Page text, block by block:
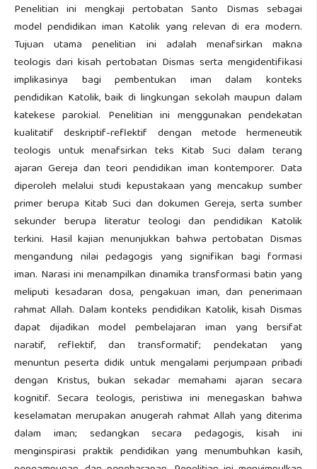
Penelitian ini mengkaji pertobatan Santo Dismas sebagai
model pendidikan iman Katolik yang relevan di era modern.
Tujuan utama penelitian ini adalah menafsirkan makna
teologis dari kisah pertobatan Dismas serta mengidentifikasi
implikasinya bagi pembentukan iman dalam konteks
pendidikan Katolik, baik di lingkungan sekolah maupun dalam
katekese parokial. Penelitian ini menggunakan pendekatan
kualitatif deskriptif-reflektif dengan metode hermeneutik
teologis untuk menafsirkan teks Kitab Suci dalam terang
ajaran Gereja dan teori pendidikan iman kontemporer. Data
diperoleh melalui studi kepustakaan yang mencakup sumber
primer berupa Kitab Suci dan dokumen Gereja, serta sumber
sekunder berupa literatur teologi dan pendidikan Katolik
terkini. Hasil kajian menunjukkan bahwa pertobatan Dismas
mengandung nilai pedagogis yang signifikan bagi formasi
iman. Narasi ini menampilkan dinamika transformasi batin yang
meliputi kesadaran dosa, pengakuan iman, dan penerimaan
rahmat Allah. Dalam konteks pendidikan Katolik, kisah Dismas
dapat dijadikan model pembelajaran iman yang bersifat
naratif, reflektif, dan transformatif; pendekatan yang
menuntun peserta didik untuk mengalami perjumpaan pribadi
dengan Kristus, bukan sekadar memahami ajaran secara
kognitif. Secara teologis, peristiwa ini menegaskan bahwa
keselamatan merupakan anugerah rahmat Allah yang diterima
dalam iman; sedangkan secara pedagogis, kisah ini
menginspirasi praktik pendidikan yang menumbuhkan kasih,